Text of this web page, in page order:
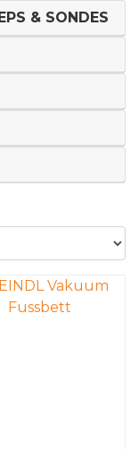
& SONDES